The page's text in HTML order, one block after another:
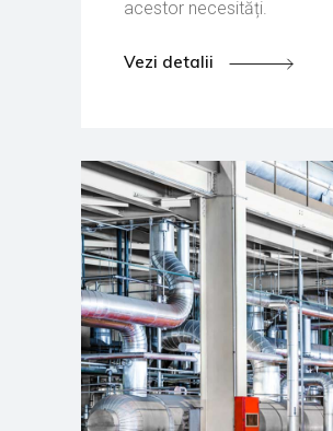
acestor necesități.
Vezi detalii